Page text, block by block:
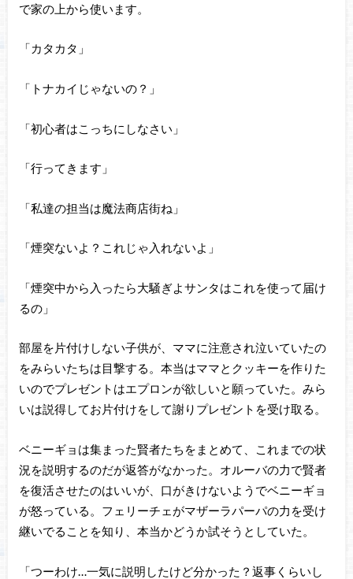
で家の上から使います。
「カタカタ」
「トナカイじゃないの？」
「初心者はこっちにしなさい」
「行ってきます」
「私達の担当は魔法商店街ね」
「煙突ないよ？これじゃ入れないよ」
「煙突中から入ったら大騒ぎよサンタはこれを使って届け
るの」
部屋を片付けしない子供が、ママに注意され泣いていたの
をみらいたちは目撃する。本当はママとクッキーを作りた
いのでプレゼントはエプロンが欲しいと願っていた。みら
いは説得してお片付けをして謝りプレゼントを受け取る。
ベニーギョは集まった賢者たちをまとめて、これまでの状
況を説明するのだが返答がなかった。オルーバの力で賢者
を復活させたのはいいが、口がきけないようでベニーギョ
が怒っている。フェリーチェがマザーラパーパの力を受け
継いでることを知り、本当かどうか試そうとしていた。
「つーわけ…一気に説明したけど分かった？返事くらいし